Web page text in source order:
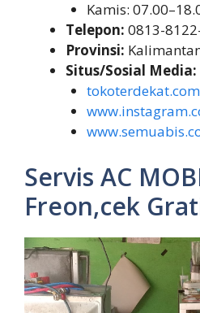
Kamis:
Telepon: 0813-
Provinsi:
Situs/Sosial Media:
tokoterdekat.com
Servis AC
Freon,cek